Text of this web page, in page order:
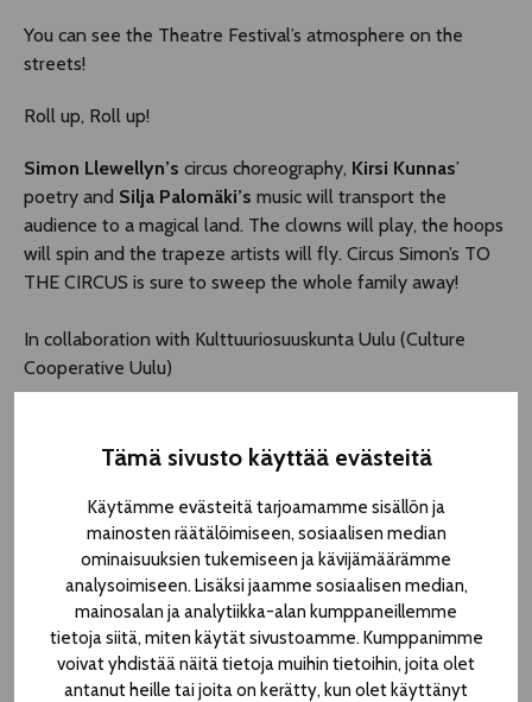
Tämä sivusto käyttää evästeitä
Käytämme evästeitä tarjoamamme sisällön ja
mainosten räätälöimiseen, sosiaalisen median
ominaisuuksien tukemiseen ja kävijämäärämme
analysoimiseen. Lisäksi jaamme sosiaalisen median,
mainosalan ja analytiikka-alan kumppaneillemme
tietoja siitä, miten käytät sivustoamme. Kumppanimme
voivat yhdistää näitä tietoja muihin tietoihin, joita olet
antanut heille tai joita on kerätty, kun olet käyttänyt
You can see the Theatre Festival’s atmosphere on the
streets!
Roll up, Roll up!
Simon Llewellyn’s circus choreography, Kirsi Kunnas’
poetry and Silja Palomäki’s music will transport the
audience to a magical land. The clowns will play, the hoops
will spin and the trapeze artists will fly. Circus Simon’s TO
THE CIRCUS is sure to sweep the whole family away!
In collaboration with Kulttuuriosuuskunta Uulu (Culture
Cooperative Uulu)
The street theatre programme at the Tampere Theatre
Festival is supported by the Majaoja Foundation.